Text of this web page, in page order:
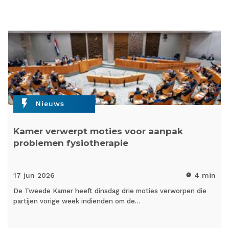
flash_on Nieuws
Kamer verwerpt moties voor aanpak
problemen fysiotherapie
17 jun 2026 timer 4 min
De Tweede Kamer heeft dinsdag drie moties verworpen die
partijen vorige week indienden om de…